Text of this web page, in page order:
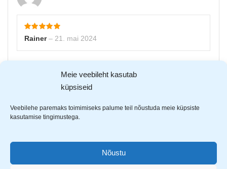
Meie veebileht kasutab
küpsiseid
Veebilehe paremaks toimimiseks palume teil nõustuda meie küpsiste
kasutamise tingimustega.
Nõustu
Rainer– 21. mai 2024
Lisa arvustus
Sinu e-postiaadressi ei avaldata.
Sinu hinnang